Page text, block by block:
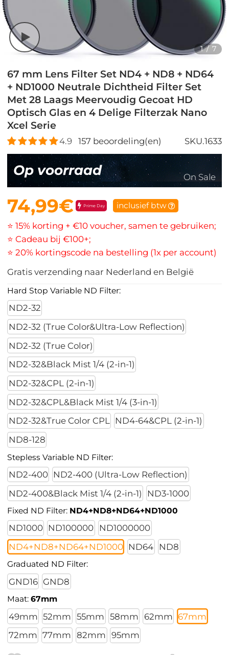
1/ 7
67 mm Lens Filter Set ND4 + ND8 + ND64
+ ND1000 Neutrale Dichtheid Filter Set
Met 28 Laags Meervoudig Gecoat HD
Optisch Glas en 4 Delige Filterzak Nano
Xcel Serie
4.9 157 beoordeling(en) SKU.1633
Op voorraad On Sale
74,99€ Prime Day inclusief btw
⭐ 15% korting + €10 voucher, samen te gebruiken;
⭐ Cadeau bij €100+;
⭐ 20% kortingscode na bestelling (1x per account)
Gratis verzending naar Nederland en België
Hard Stop Variable ND Filter:
ND2-32
ND2-32 (True Color&Ultra-Low Reflection)
ND2-32 (True Color)
ND2-32&Black Mist 1/4 (2-in-1)
ND2-32&CPL (2-in-1)
ND2-32&CPL&Black Mist 1/4 (3-in-1)
ND2-32&True Color CPL
ND4-64&CPL (2-in-1)
ND8-128
Stepless Variable ND Filter:
ND2-400
ND2-400 (Ultra-Low Reflection)
ND2-400&Black Mist 1/4 (2-in-1)
ND3-1000
Fixed ND Filter: ND4+ND8+ND64+ND1000
ND1000 ND100000
ND1000000
ND4+ND8+ND64+ND1000
ND64 ND8
Graduated ND Filter:
GND16 GND8
Maat:67mm
49mm 52mm 55mm 58mm 62mm 67mm
72mm 77mm 82mm 95mm